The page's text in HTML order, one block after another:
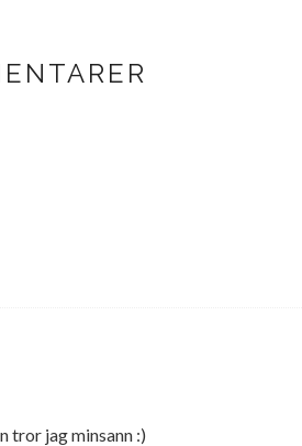
tror jag minsann :)